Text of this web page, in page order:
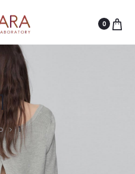
0
1
1